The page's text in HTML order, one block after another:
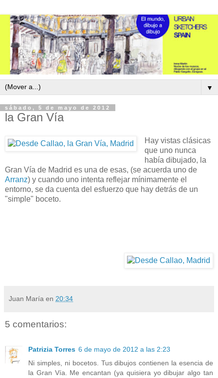
▼
sábado, 5 de mayo de 2012
la Gran Vía
Hay vistas clásicas
que uno nunca
había dibujado, la
Gran Vía de Madrid es una de esas, (se acuerda uno de
Arranz) y cuando uno intenta reflejar mínimamente el
entorno, se da cuenta del esfuerzo que hay detrás de un
"simple" boceto.
Juan María en 20:34
5 comentarios:
Patrizia Torres 6 de mayo de 2012 a las 2:23
Ni simples, ni bocetos. Tus dibujos contienen la esencia de
la Gran Vía. Me encantan (ya quisiera yo dibujar algo tan